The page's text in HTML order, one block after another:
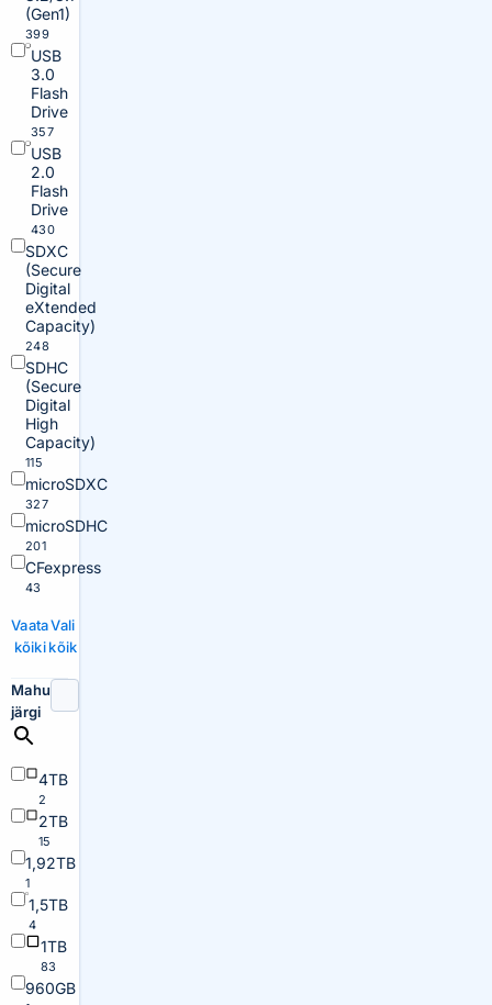
(Gen1)
399
USB
3.0
Flash
Drive
357
USB
2.0
Flash
Drive
430
SDXC
(Secure
Digital
eXtended
Capacity)
248
SDHC
(Secure
Digital
High
Capacity)
115
microSDXC
327
microSDHC
201
CFexpress
43
Vaata
kõiki
Vali
kõik
Mahu
järgi
4TB
2
2TB
15
1,92TB
1
1,5TB
4
1TB
83
960GB